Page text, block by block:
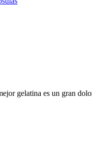
gelatina es un gran